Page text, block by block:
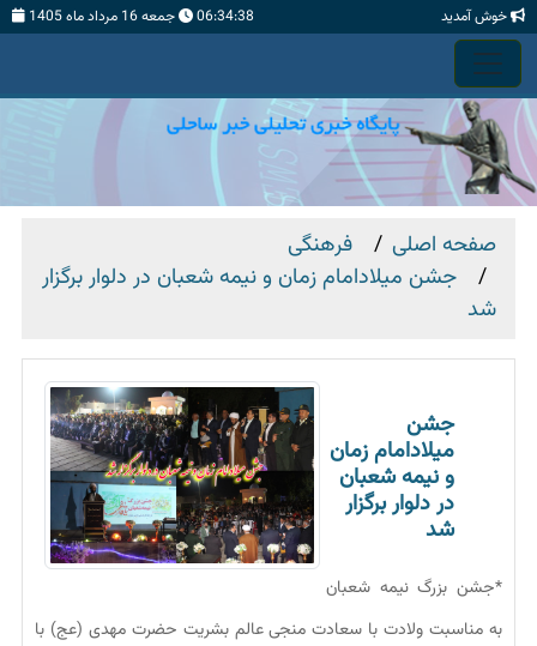
خوش آمدید 06:34:40 جمعه 16 مرداد ماه 1405
صفحه اصلی
فرهنگی
جشن میلادامام زمان و نیمه شعبان در دلوار برگزار
شد
جشن
میلادامام زمان
و نیمه شعبان
در دلوار برگزار
شد
*جشن بزرگ نیمه شعبان
به مناسبت ولادت با سعادت منجی عالم بشریت حضرت مهدی (عج) با